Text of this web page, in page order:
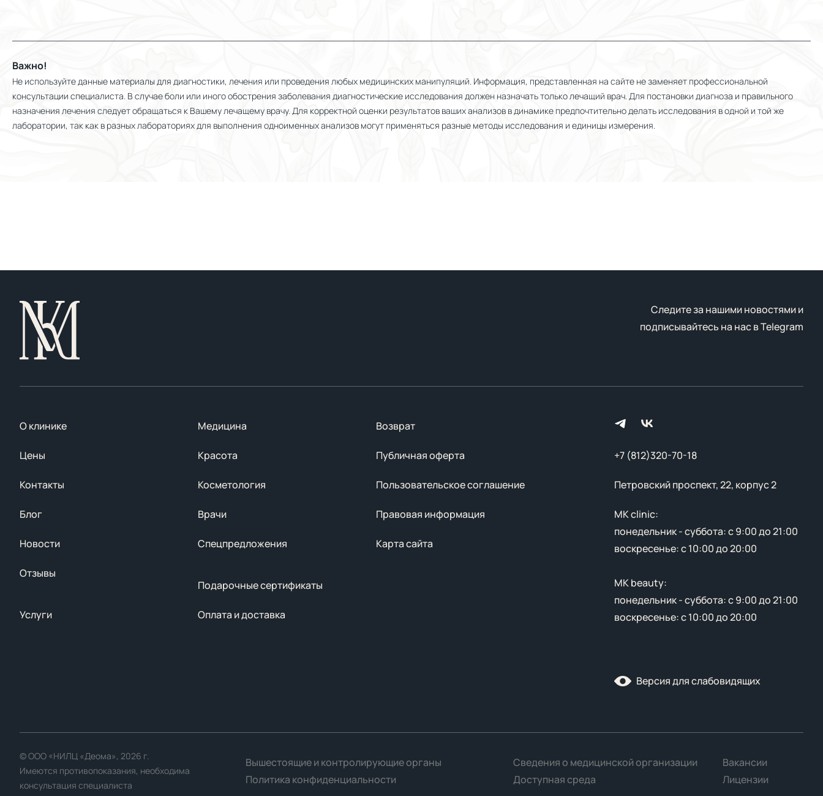
Важно!
Не используйте данные материалы для диагностики, лечения или проведения любых медицинских манипуляций. Информация, представленная на сайте не заменяет профессиональной
консультации специалиста. В случае боли или иного обострения заболевания диагностические исследования должен назначать только лечащий врач. Для постановки диагноза и правильного
назначения лечения следует обращаться к Вашему лечащему врачу. Для корректной оценки результатов ваших анализов в динамике предпочтительно делать исследования в одной и той же
лаборатории, так как в разных лабораториях для выполнения одноименных анализов могут применяться разные методы исследования и единицы измерения.
Следите за нашими новостями и
подписывайтесь на нас вTelegram
О клинике
Цены
Контакты
Блог
Новости
Отзывы
Услуги
Медицина
Красота
Косметология
Врачи
Спецпредложения
Подарочные сертификаты
Оплата и доставка
Возврат
Публичная оферта
Пользовательское соглашение
Правовая информация
Карта сайта
+7 (812)320-70-18
Петровский проспект, 22, корпус 2
MK clinic:
понедельник - суббота: с 9:00 до 21:00
воскресенье: с 10:00 до 20:00
MK beauty:
понедельник - суббота: с 9:00 до 21:00
воскресенье: с 10:00 до 20:00
Версия для слабовидящих
© ООО «НИЛЦ «Деома», 2026 г.
Имеются противопоказания, необходима
консультация специалиста
Вышестоящие и контролирующие органы
Политика конфиденциальности
Сведения о медицинской организации
Доступная среда
Вакансии
Лицензии